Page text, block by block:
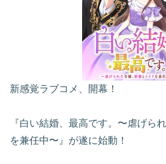
新感覚ラブコメ、開幕！
『白い結婚、最高です。〜虐げら
を兼任中〜』が遂に始動！